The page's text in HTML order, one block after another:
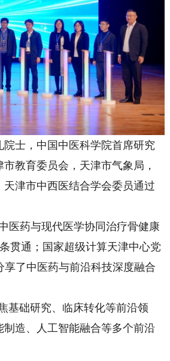
士，中国中医科学院首席研究
教育委员会，天津市气象局，
津市中西医结合学会委员通过
药与现代医学协同治疗骨健康
贯通；国家超级计算天津中心党
了中医药与前沿科技深度融合
础研究、临床转化等前沿领
造、人工智能融合等多个前沿